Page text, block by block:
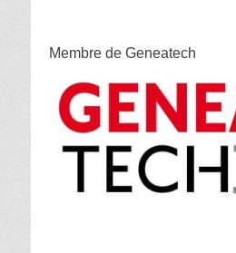
Membre de Geneatech